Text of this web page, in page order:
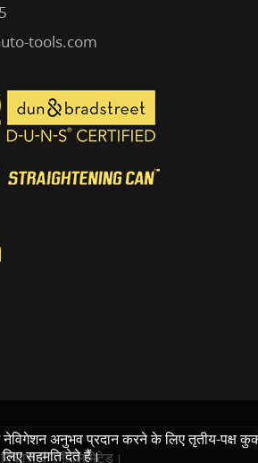
नेविगेशन अनुभव प्रदान करने के लिए तृतीय-
सहमति देते हैं।
tools.com
कंपनी लिमिटेड।